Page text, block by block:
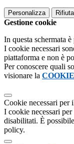
Personalizza
Gestione cookie
In questa schermata
I cookie necessari
piattaforma e non è
Per conoscere quali
visionare la
Cookie necessari per
I cookie necessari
disabilitati. È
policy.